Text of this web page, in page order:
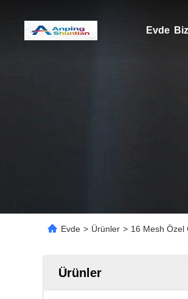
Evde
Evde > Ürünler > 16 Mesh Özel
Ürünler